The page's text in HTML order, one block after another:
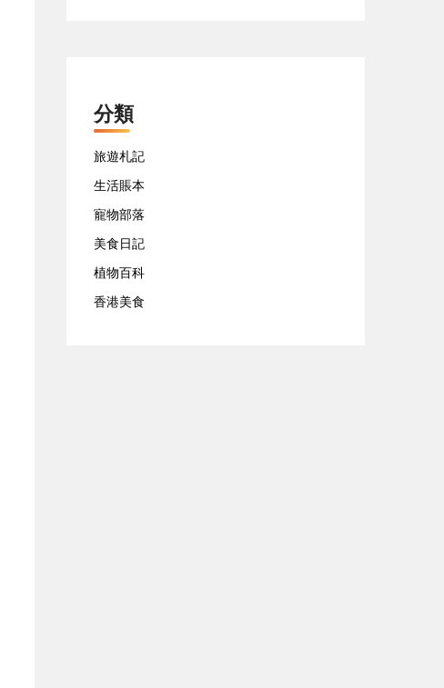
分類
旅遊札記
生活賬本
寵物部落
美食日記
植物百科
香港美食